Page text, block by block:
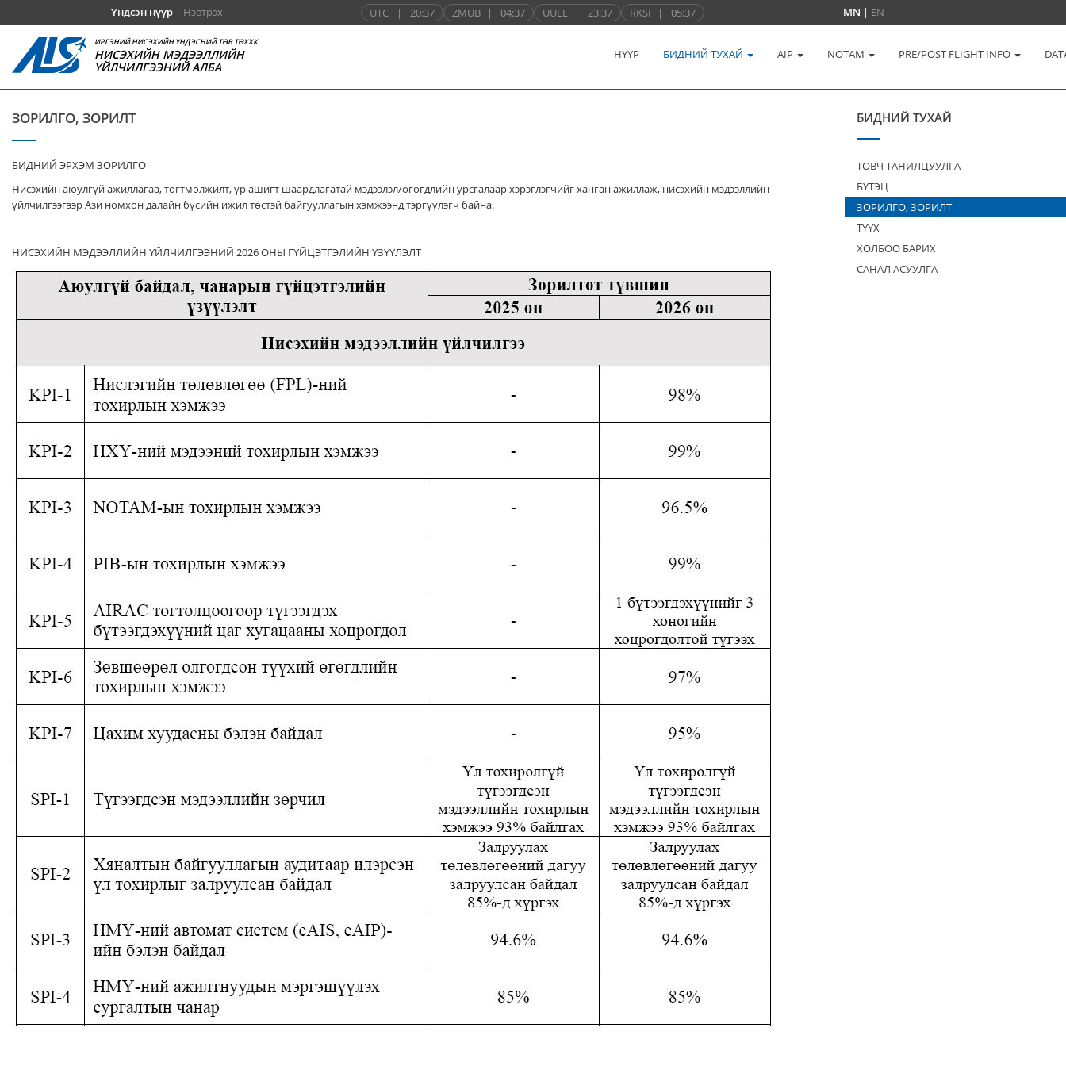
Үндсэн нүүр| Нэвтрэх UTC | 20:37 ZMUB | 04:37 UUEE | 23:37 RKSI | 05:37 MN | EN
ИРГЭНИЙ НИСЭХИЙН ҮНДЭСНИЙ ТӨВ ТӨХХК
НИСЭХИЙН МЭДЭЭЛЛИЙН
ҮЙЛЧИЛГЭЭНИЙ АЛБА
НҮҮР БИДНИЙ ТУХАЙ AIP NOTAM PRE/POST FLIGHT INFO
ЗОРИЛГО, ЗОРИЛТ
БИДНИЙ ЭРХЭМ ЗОРИЛГО
Нисэхийн аюулгүй ажиллагаа, тогтмолжилт, үр ашигт шаардлагатай мэдээлэл/өгөгдлийн урсгалаар хэрэглэгчийг ханган ажиллаж, нисэхийн мэдээллийн
үйлчилгээгээр Ази номхон далайн бүсийн ижил төстэй байгууллагын хэмжээнд тэргүүлэгч байна.
НИСЭХИЙН МЭДЭЭЛЛИЙН ҮЙЛЧИЛГЭЭНИЙ 2026 ОНЫ ГҮЙЦЭТГЭЛИЙН ҮЗҮҮЛЭЛТ
БИДНИЙ ТУХАЙ
ТОВЧ ТАНИЛЦУУЛГА
БҮТЭЦ
ЗОРИЛГО, ЗОРИЛТ
ТҮҮХ
ХОЛБОО БАРИХ
САНАЛ АСУУЛГА